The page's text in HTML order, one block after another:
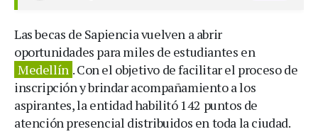
Las becas de Sapiencia vuelven a abrir
oportunidades para miles de estudiantes en
Medellín . Con el objetivo de facilitar el proceso de
inscripción y brindar acompañamiento a los
aspirantes, la entidad habilitó 142 puntos de
atención presencial distribuidos en toda la ciudad.